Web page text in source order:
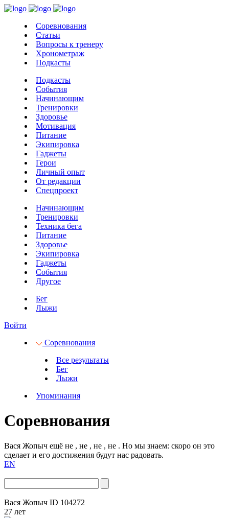
Соревнования
Статьи
Вопросы к тренеру
Хронометраж
Подкасты
Подкасты
События
Начинающим
Тренировки
Здоровье
Мотивация
Питание
Экипировка
Гаджеты
Герои
Личный опыт
От редакции
Спецпроект
Начинающим
Тренировки
Техника бега
Питание
Здоровье
Экипировка
Гаджеты
События
Другое
Бег
Лыжи
Войти
Соревнования
Все результаты
Бег
Лыжи
Упоминания
Соревнования
Вася Жопыч ещё не , не , не , не . Но мы знаем: скоро он это
сделает и его достижения будут нас радовать.
EN
Вася Жопыч ID 104272
27 лет